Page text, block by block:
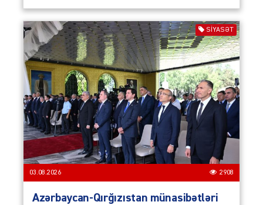
SIYASƏT
03.08.2026 2908
Azərbaycan-Qırğızıstan münasibətləri